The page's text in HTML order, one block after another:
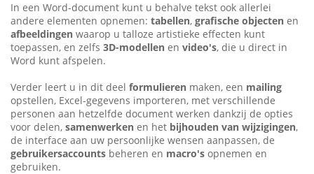
In een Word-document kunt u behalve tekst ook allerlei
andere elementen opnemen: tabellen, grafische objecten en
afbeeldingen waarop u talloze artistieke effecten kunt
toepassen, en zelfs 3D-modellen en video's, die u direct in
Word kunt afspelen.
Verder leert u in dit deel formulieren maken, een mailing
opstellen, Excel-gegevens importeren, met verschillende
personen aan hetzelfde document werken dankzij de opties
voor delen, samenwerken en het bijhouden van wijzigingen,
de interface aan uw persoonlijke wensen aanpassen, de
gebruikersaccounts beheren en macro's opnemen en
gebruiken.